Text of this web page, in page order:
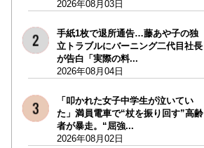
2026年08月03日
手紙1枚で退所通告…藤あや子の独
立トラブルにバーニング二代目社長
が告白「実際の料...
2026年08月04日
「叩かれた女子中学生が泣いてい
た」満員電車で“杖を振り回す”高齢
者が暴走。“屈強...
2026年08月02日